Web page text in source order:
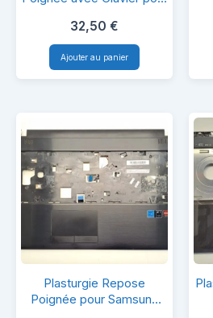
Poignée
avec
Clavier
Q144
32,50 €
Ajouter au panier
Plasturgie
Repose
Plasturgie Repose
Poignée pour Samsung